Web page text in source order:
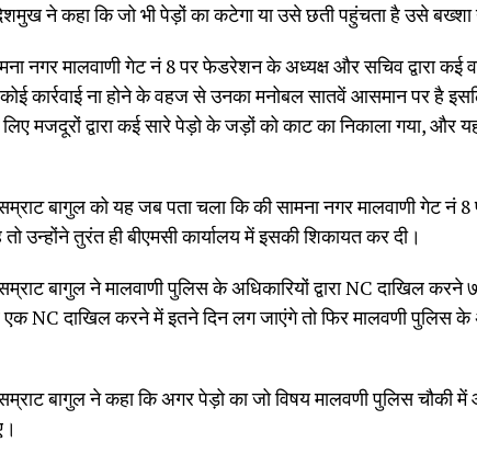
ने कहा कि जो भी पेड़ों का कटेगा या उसे छती पहुंचता है उसे बख्शा
नगर मालवाणी गेट नं 8 पर फेडरेशन के अध्यक्ष और सचिव द्वारा कई
कार्रवाई ना होने के वहज से उनका मनोबल सातवें आसमान पर है
मजदूरों द्वारा कई सारे पेड़ो के जड़ों को काट का निकाला गया,
सम्राट बागुल को यह जब पता चला कि की सामना नगर मालवाणी गेट नं
उन्होंने तुरंत ही बीएमसी कार्यालय में इसकी शिकायत कर दी।
सम्राट बागुल ने मालवाणी पुलिस के अधिकारियों द्वारा NC दाखिल
NC दाखिल करने में इतने दिन लग जाएंगे तो फिर मालवणी पुलिस के
सम्राट बागुल ने कहा कि अगर पेड़ो का जो विषय मालवणी पुलिस चौकी में